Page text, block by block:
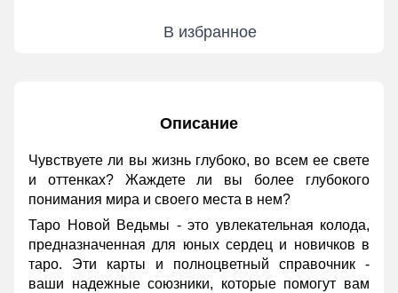
В избранное
Описание
Чувствуете ли вы жизнь глубоко, во всем ее свете
и оттенках? Жаждете ли вы более глубокого
понимания мира и своего места в нем?
Таро Новой Ведьмы - это увлекательная колода,
предназначенная для юных сердец и новичков в
таро. Эти карты и полноцветный справочник -
ваши надежные союзники, которые помогут вам